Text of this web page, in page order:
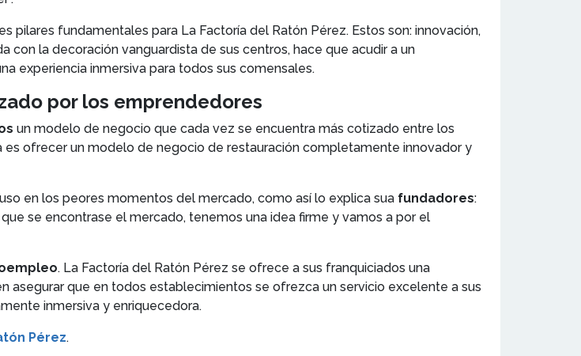
pilares fundamentales para La Factoría del Ratón Pérez. Estos son: innovación,
la decoración vanguardista de sus centros, hace que acudir a un
experiencia inmersiva para todos sus comensales.
por los emprendedores
un modelo de negocio que cada vez se encuentra más cotizado entre los
es ofrecer un modelo de negocio de restauración completamente innovador y
en los peores momentos del mercado, como así lo explica sua fundadores:
se encontrase el mercado, tenemos una idea firme y vamos a por el
. La Factoría del Ratón Pérez se ofrece a sus franquiciados una
asegurar que en todos establecimientos se ofrezca un servicio excelente a sus
inmersiva y enriquecedora.
Pérez.